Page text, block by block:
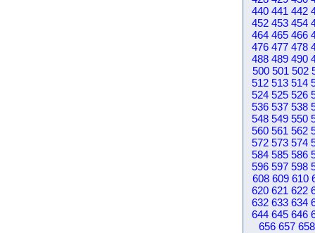
440 441 442
452 453 454
464 465 466
476 477 478
488 489 490
500 501 502
512 513 514
524 525 526
536 537 538
548 549 550
560 561 562
572 573 574
584 585 586
596 597 598
608 609 610
620 621 622
632 633 634
644 645 646
656 657 658